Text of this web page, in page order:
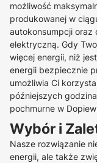
możliwość
produkowanej w
autokonsumpcji oraz
elektryczną. Gdy
więcej energii, niż
energii bezpiecznie
umożliwia Ci
późniejszych
pochmurne w
Wybór i
Nasze rozwiązanie
energii, ale także